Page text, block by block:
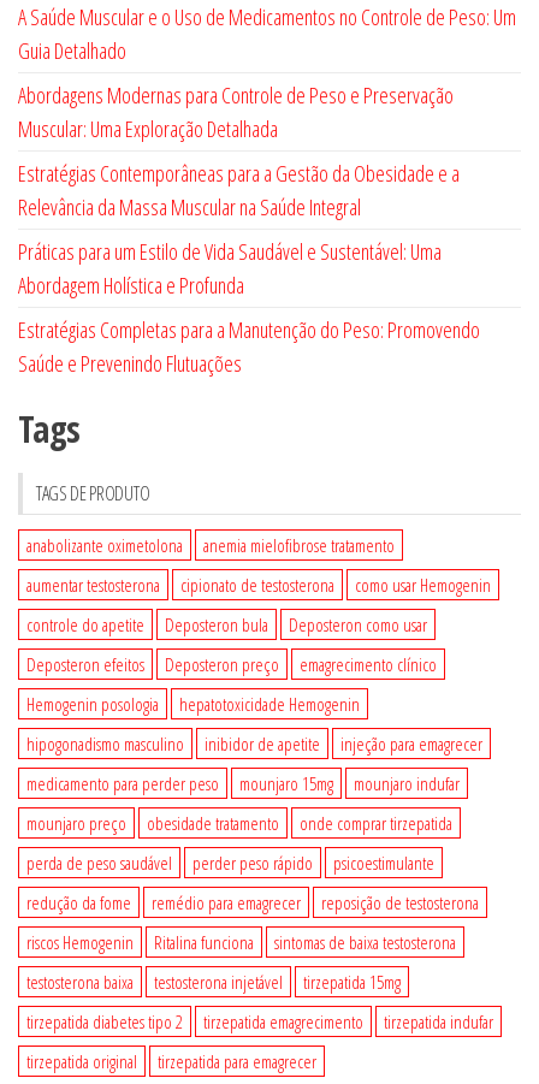
A Saúde Muscular e o Uso de Medicamentos no Controle de Peso: Um
Guia Detalhado
Abordagens Modernas para Controle de Peso e Preservação
Muscular: Uma Exploração Detalhada
Estratégias Contemporâneas para a Gestão da Obesidade e a
Relevância da Massa Muscular na Saúde Integral
Práticas para um Estilo de Vida Saudável e Sustentável: Uma
Abordagem Holística e Profunda
Estratégias Completas para a Manutenção do Peso: Promovendo
Saúde e Prevenindo Flutuações
Tags
TAGS DE PRODUTO
anabolizante oximetolona
anemia mielofibrose tratamento
aumentar testosterona
cipionato de testosterona
como usar Hemogenin
controle do apetite
Deposteron bula
Deposteron como usar
Deposteron efeitos
Deposteron preço
emagrecimento clínico
Hemogenin posologia
hepatotoxicidade Hemogenin
hipogonadismo masculino
inibidor de apetite
injeção para emagrecer
medicamento para perder peso
mounjaro 15mg
mounjaro indufar
mounjaro preço
obesidade tratamento
onde comprar tirzepatida
perda de peso saudável
perder peso rápido
psicoestimulante
redução da fome
remédio para emagrecer
reposição de testosterona
riscos Hemogenin
Ritalina funciona
sintomas de baixa testosterona
testosterona baixa
testosterona injetável
tirzepatida 15mg
tirzepatida diabetes tipo 2
tirzepatida emagrecimento
tirzepatida indufar
tirzepatida original
tirzepatida para emagrecer